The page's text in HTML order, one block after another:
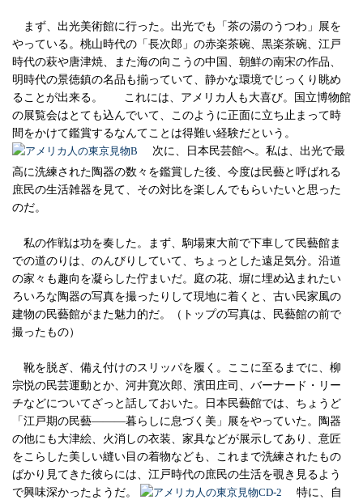
まず、出光美術館に行った。出光でも「茶の湯のうつわ」展を
やっている。桃山時代の「長次郎」の赤楽茶碗、黒楽茶碗、江戸
時代の萩や唐津焼、また海の向こうの中国、朝鮮の南宋の作品、
明時代の景徳鎮の名品も揃っていて、静かな環境でじっくり眺め
ることが出来る。
これには、アメリカ人も大喜び。国立博物館
の展覧会はとても込んでいて、このように正面に立ち止まって時
間をかけて鑑賞するなんてことは得難い経験だという。
次に、日本民芸館へ。私は、出光で最
高に洗練された陶器の数々を鑑賞した後、今度は民藝と呼ばれる
庶民の生活雑器を見て、その対比を楽しんでもらいたいと思った
のだ。
私の作戦は功を奏した。まず、駒場東大前で下車して民藝館ま
での道のりは、のんびりしていて、ちょっとした遠足気分。沿道
の家々も趣向を凝らした佇まいだ。庭の花、塀に埋め込まれたい
ろいろな陶器の写真を撮ったりして現地に着くと、古い民家風の
建物の民藝館がまた魅力的だ。（トップの写真は、民藝館の前で
撮ったもの）
靴を脱ぎ、備え付けのスリッパを履く。ここに至るまでに、柳
宗悦の民芸運動とか、河井寛次郎、濱田庄司、バーナード・リー
チなどについてざっと話しておいた。日本民藝館では、ちょうど
「江戸期の民藝―――暮らしに息づく美」展をやっていた。陶器
の他にも大津絵、火消しの衣装、家具などが展示してあり、意匠
をこらした美しい縫い目の着物なども、これまで洗練されたもの
ばかり見てきた彼らには、江戸時代の庶民の生活を覗き見るよう
で興味深かったようだ。
特に、自